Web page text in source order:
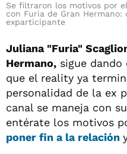
Se filtraron los motivos por
con Furia de Gran Hermano:
exparticipante
Juliana "Furia"
Hermano, sigue dando
que el reality ya
personalidad de la ex
canal se maneja con
entérate los motivos
poner fin a la relación